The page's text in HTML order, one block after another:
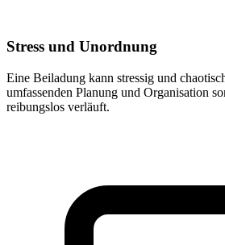
Stress und Unordnung
Eine Beiladung kann stressig und
umfassenden Planung und Organisation
reibungslos verläuft.